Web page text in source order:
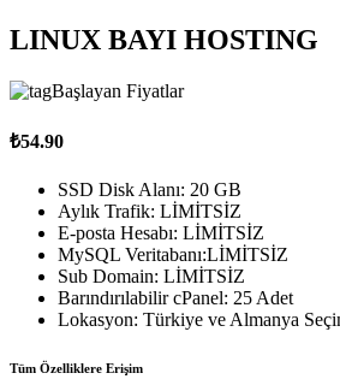
LINUX BAYI HOSTING
Başlayan Fiyatlar
₺54.90
SSD Disk Alanı: 20 GB
Aylık Trafik: LİMİTSİZ
E-posta Hesabı: LİMİTSİZ
MySQL Veritabanı:LİMİTSİZ
Sub Domain: LİMİTSİZ
Barındırılabilir cPanel: 25 Adet
Lokasyon: Türkiye ve Almanya
Tüm Özelliklere Erişim